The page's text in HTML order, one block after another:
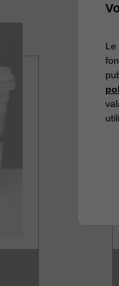
Le